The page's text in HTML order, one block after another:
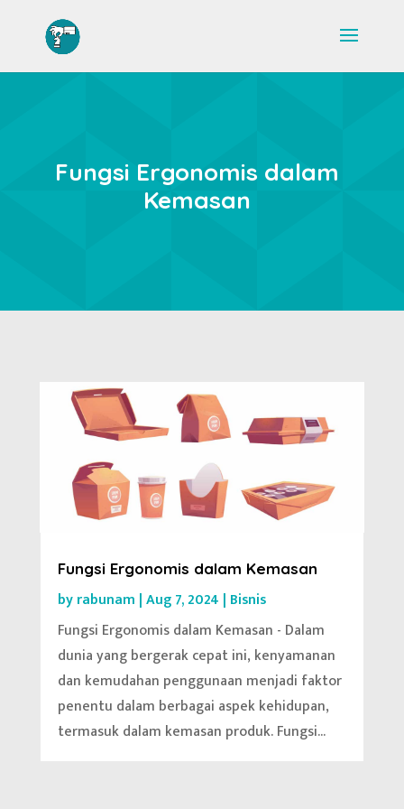
Fungsi Ergonomis dalam
Kemasan
Fungsi Ergonomis dalam Kemasan
byrabunam |Aug 7, 2024 | Bisnis
Fungsi Ergonomis dalam Kemasan - Dalam
dunia yang bergerak cepat ini, kenyamanan
dan kemudahan penggunaan menjadi faktor
penentu dalam berbagai aspek kehidupan,
termasuk dalam kemasan produk. Fungsi...